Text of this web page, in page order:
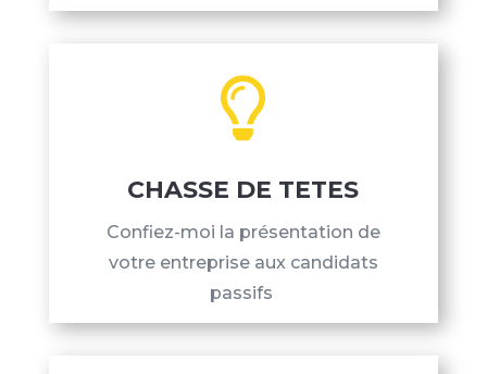

CHASSE DE TETES
Confiez-moi la présentation de
votre entreprise aux candidats
passifs